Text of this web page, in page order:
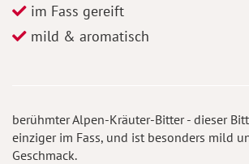
im Fass gereift
mild & aromatisch
berühmter Alpen-Kräuter-Bitter - dieser
einziger im Fass, und ist besonders mild
Geschmack.